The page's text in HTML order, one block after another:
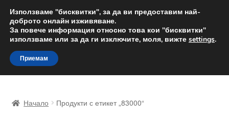
ДОСТАВКА от 12 лв.
Доставка по целия свят
Skip
to
navigation
Skip
to
content
Доставка по целия свят
Начало Продукти с етикет „83000“
Използваме "бисквитки", за да ви предоставим най-
доброто онлайн изживяване.
За повече информация относно това кои "бисквитки"
използваме или за да ги изключите, моля, вижте settings.
Приемам